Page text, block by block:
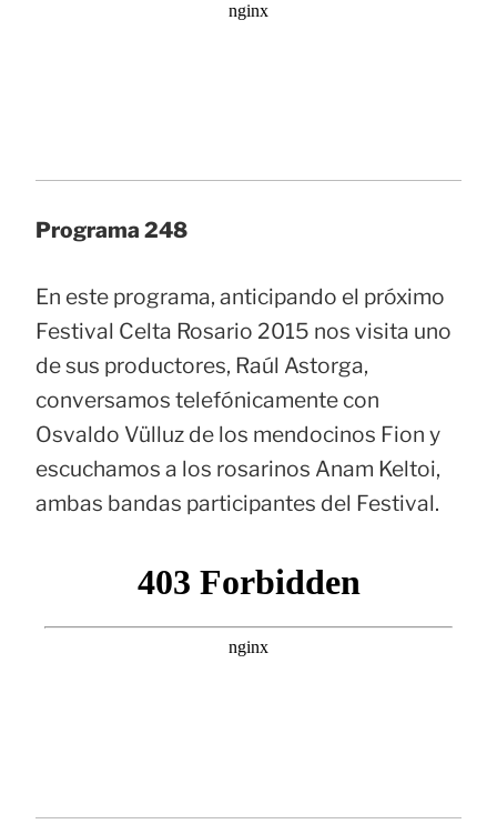
Programa 248
En este programa, anticipando el próximo
Festival Celta Rosario 2015 nos visita uno
de sus productores, Raúl Astorga,
conversamos telefónicamente con
Osvaldo Vülluz de los mendocinos Fion y
escuchamos a los rosarinos Anam Keltoi,
ambas bandas participantes del Festival.